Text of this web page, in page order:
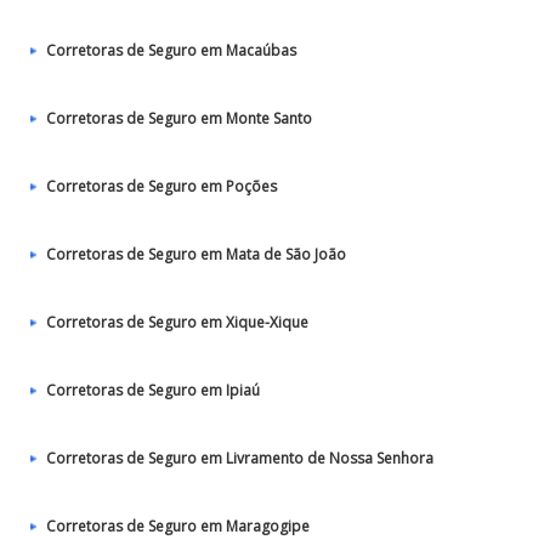
Corretoras de Seguro em Macaúbas
Corretoras de Seguro em Monte Santo
Corretoras de Seguro em Poções
Corretoras de Seguro em Mata de São João
Corretoras de Seguro em Xique-Xique
Corretoras de Seguro em Ipiaú
Corretoras de Seguro em Livramento de Nossa Senhora
Corretoras de Seguro em Maragogipe